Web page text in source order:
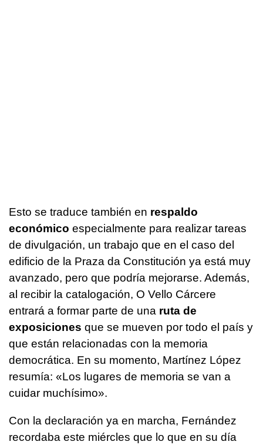
Esto se traduce también en respaldo
económico especialmente para realizar tareas
de divulgación, un trabajo que en el caso del
edificio de la Praza da Constitución ya está muy
avanzado, pero que podría mejorarse. Además,
al recibir la catalogación, O Vello Cárcere
entrará a formar parte de una ruta de
exposiciones que se mueven por todo el país y
que están relacionadas con la memoria
democrática. En su momento, Martínez López
resumía: «Los lugares de memoria se van a
cuidar muchísimo».
Con la declaración ya en marcha, Fernández
recordaba este miércles que lo que en su día